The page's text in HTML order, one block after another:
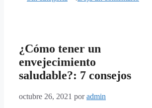
¿Cómo tener un
envejecimiento
saludable?: 7 consejos
octubre 26, 2021 poradmin